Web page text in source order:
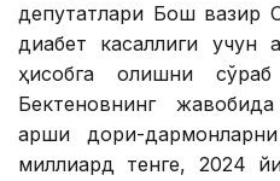
депутатлари Бош вазир
диабет касаллиги учун
ҳисобга олишни
Бектеновнинг
қарши дори-
миллиард тенге, 2024